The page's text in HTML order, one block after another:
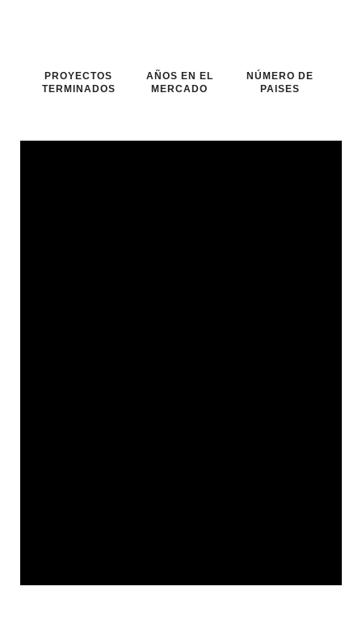
PROYECTOS
TERMINADOS
AÑOS EN EL
MERCADO
NÚMERO DE
PAISES